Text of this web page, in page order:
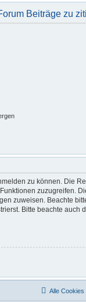
Beiträge zu
zu können. Die
zuzugreifen.
zuweisen. Beachte
Bitte beachte auch
Alle Cookies